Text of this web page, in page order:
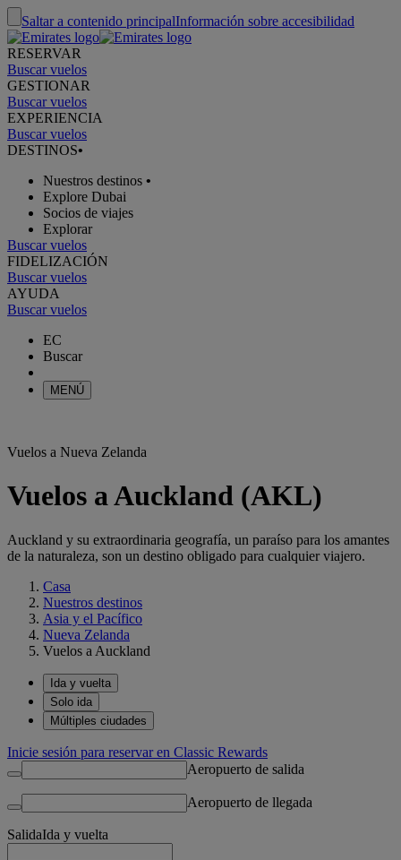
Saltar a contenido principalInformación sobre accesibilidad
RESERVAR
Buscar vuelos
GESTIONAR
Buscar vuelos
EXPERIENCIA
Buscar vuelos
DESTINOS•
Nuestros destinos •
Explore Dubai
Socios de viajes
Explorar
Buscar vuelos
FIDELIZACIÓN
Buscar vuelos
AYUDA
Buscar vuelos
EC
Buscar
MENÚ
Vuelos a Nueva Zelanda
Vuelos a Auckland (AKL)
Auckland y su extraordinaria geografía, un paraíso para los amantes
de la naturaleza, son un destino obligado para cualquier viajero.
Casa
Nuestros destinos
Asia y el Pacífico
Nueva Zelanda
Vuelos a Auckland
Ida y vuelta
Solo ida
Múltiples ciudades
Inicie sesión para reservar en Classic Rewards
Aeropuerto de salida
Aeropuerto de llegada
SalidaIda y vuelta